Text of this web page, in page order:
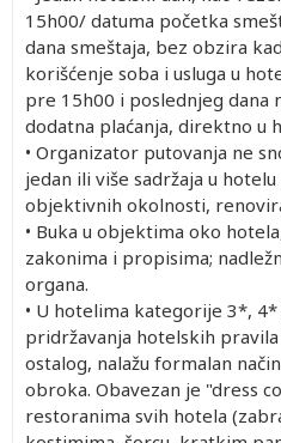
15h00/ datuma početka
dana smeštaja, bez obzira
korišćenje soba i usluga u
pre 15h00 i poslednjeg dana
dodatna plaćanja, direktno u
• Organizator putovanja ne
jedan ili više sadržaja u
objektivnih okolnosti,
• Buka u objektima oko
zakonima i propisima;
organa.
• U hotelima kategorije 3*,
pridržavanja hotelskih
ostalog, nalažu formalan
obroka. Obavezan je "dress
restoranima svih hotela